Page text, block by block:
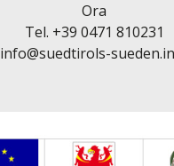
Ora
Tel. +39 0471 810231
info@suedtirols-